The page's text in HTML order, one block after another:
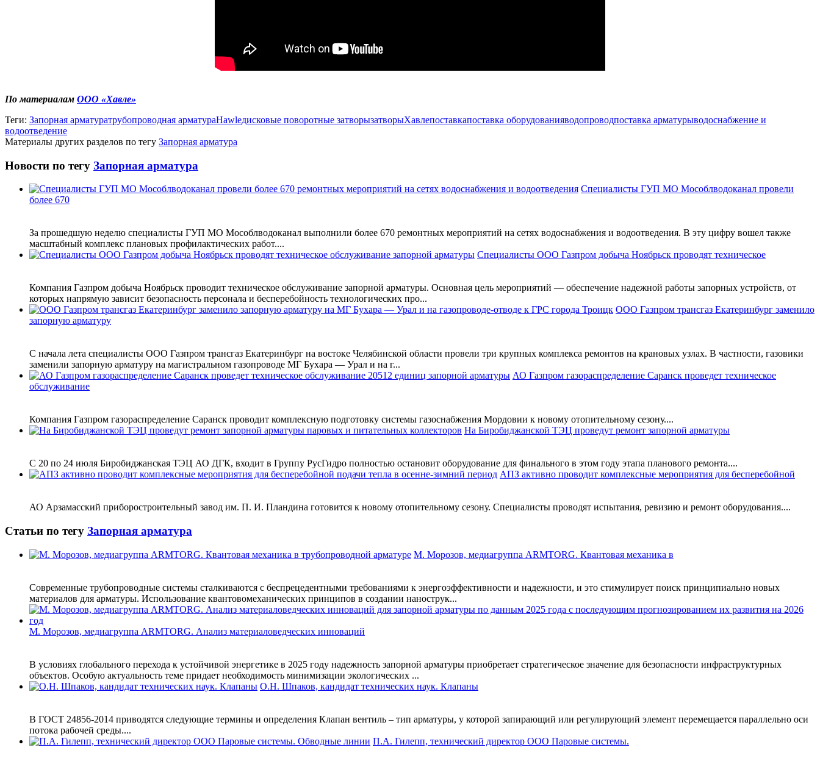
По материалам ООО «Хавле»
Теги: Запорная арматуратрубопроводная арматураHawleдисковые поворотные затворызатворыХавлепоставкапоставка оборудованияводопроводпоставка арматурыводоснабжение и
водоотведение
Материалы других разделов по тегу Запорная арматура
Новости по тегу Запорная арматура
Специалисты ГУП МО Мособлводоканал провели
более 670
За прошедшую неделю специалисты ГУП МО Мособлводоканал выполнили более 670 ремонтных мероприятий на сетях водоснабжения и водоотведения. В эту цифру вошел также
масштабный комплекс плановых профилактических работ....
Специалисты ООО Газпром добыча Ноябрьск проводят техническое
Компания Газпром добыча Ноябрьск проводит техническое обслуживание запорной арматуры. Основная цель мероприятий — обеспечение надежной работы запорных устройств, от
которых напрямую зависит безопасность персонала и бесперебойность технологических про...
ООО Газпром трансгаз Екатеринбург заменило
запорную арматуру
С начала лета специалисты ООО Газпром трансгаз Екатеринбург на востоке Челябинской области провели три крупных комплекса ремонтов на крановых узлах. В частности, газовики
заменили запорную арматуру на магистральном газопроводе МГ Бухара — Урал и на г...
АО Газпром газораспределение Саранск проведет техническое
обслуживание
Компания Газпром газораспределение Саранск проводит комплексную подготовку системы газоснабжения Мордовии к новому отопительному сезону....
На Биробиджанской ТЭЦ проведут ремонт запорной арматуры
С 20 по 24 июля Биробиджанская ТЭЦ АО ДГК, входит в Группу РусГидро полностью остановит оборудование для финального в этом году этапа планового ремонта....
АПЗ активно проводит комплексные мероприятия для бесперебойной
АО Арзамасский приборостроительный завод им. П. И. Пландина готовится к новому отопительному сезону. Специалисты проводят испытания, ревизию и ремонт оборудования....
Статьи по тегу Запорная арматура
М. Морозов, медиагруппа ARMTORG. Квантовая механика в
Современные трубопроводные системы сталкиваются с беспрецедентными требованиями к энергоэффективности и надежности, и это стимулирует поиск принципиально новых
материалов для арматуры. Использование квантовомеханических принципов в создании нанострук...
М. Морозов, медиагруппа ARMTORG. Анализ материаловедческих инноваций
В условиях глобального перехода к устойчивой энергетике в 2025 году надежность запорной арматуры приобретает стратегическое значение для безопасности инфраструктурных
объектов. Особую актуальность теме придает необходимость минимизации экологических ...
О.Н. Шпаков, кандидат технических наук. Клапаны
В ГОСТ 24856-2014 приводятся следующие термины и определения Клапан вентиль – тип арматуры, у которой запирающий или регулирующий элемент перемещается параллельно оси
потока рабочей среды....
П.А. Гилепп, технический директор ООО Паровые системы.